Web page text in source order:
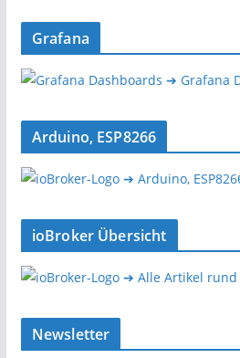
Grafana
➔ Grafana
Arduino, ESP8266
➔ Arduino,
ioBroker Übersicht
➔ Alle Artikel rund
Newsletter